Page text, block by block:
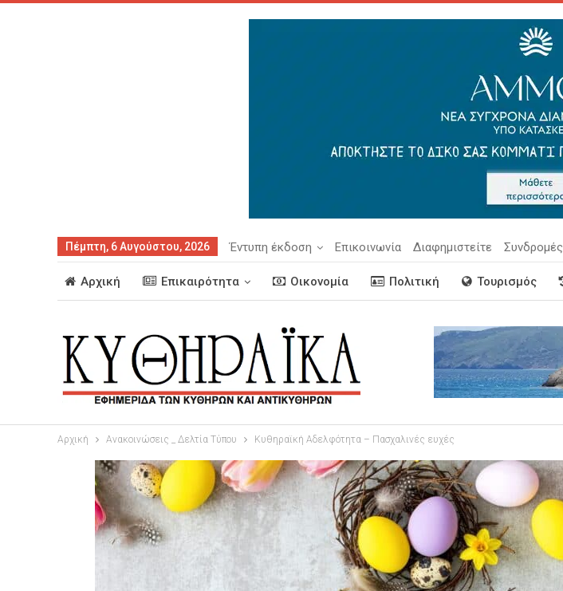
Πέμπτη, 6 Αυγούστου, 2026 Έντυπη έκδοση Επικοινωνία Διαφημιστείτε Συνδρομές
Αρχική Επικαιρότητα Οικονομία Πολιτική Τουρισμός
Αρχική Ανακοινώσεις _ Δελτία Τύπου Κυθηραϊκή Αδελφότητα – Πασχαλινές ευχές